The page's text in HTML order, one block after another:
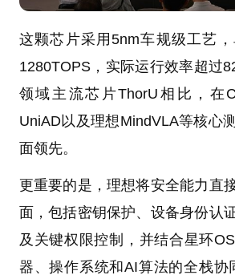
这颗芯片采用5nm车规级工艺
1280TOPS，实际运行效率超过
领域主流芯片ThorU相比，在
UniAD以及理想MindVLA等核心
面领先。
更重要的是，理想将安全能力直
面，包括密钥保护、设备身份认
及关键权限控制，并结合星环
器、操作系统和AI算法的全栈协